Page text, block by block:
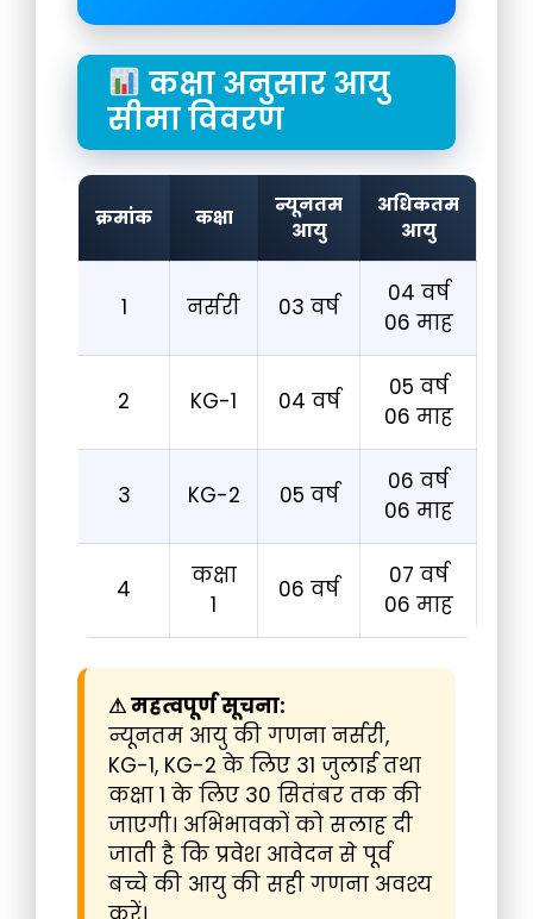
कक्षा अनुसार आयु
सीमा विवरण
क्रमांक कक्षा
न्यूनतम
आयु
अधिकतम
आयु
1 नर्सरी 03 वर्ष
04 वर्ष
06 माह
2 KG-1 04 वर्ष
05 वर्ष
06 माह
3 KG-2 05 वर्ष
06 वर्ष
06 माह
4
कक्षा
1
06 वर्ष
07 वर्ष
06 माह
⚠ महत्वपूर्ण सूचना:
न्यूनतम आयु की गणना नर्सरी,
KG-1, KG-2 के लिए 31 जुलाई तथा
कक्षा 1 के लिए 30 सितंबर तक की
जाएगी। अभिभावकों को सलाह दी
जाती है कि प्रवेश आवेदन से पूर्व
बच्चे की आयु की सही गणना अवश्य